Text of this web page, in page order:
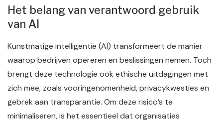
Het belang van verantwoord gebruik
van AI
Kunstmatige intelligentie (AI) transformeert de manier
waarop bedrijven opereren en beslissingen nemen. Toch
brengt deze technologie ook ethische uitdagingen met
zich mee, zoals vooringenomenheid, privacykwesties en
gebrek aan transparantie. Om deze risico’s te
minimaliseren, is het essentieel dat organisaties